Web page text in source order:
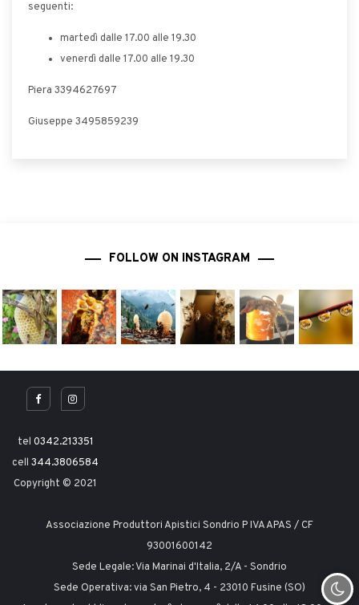
seguenti:
martedì dalle 17.00 alle 19.30
venerdì dalle 17.00 alle 19.30
Piera 3394627697
Giuseppe 3495859239
FOLLOW ON INSTAGRAM
tel 0342.213351
cell 344.3806584
Copyright © 2021
Associazione Produttori Apistici Sondrio P IVA APAS / CF
93001600142
Sede Legale: Via Marinai d'Italia, 2/A - Sondrio
Sede Operativa: via San Pietro, 4 - 23010 Fusine (SO)